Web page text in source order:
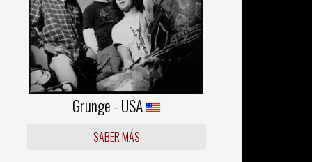
Grunge - USA
SABER MÁS